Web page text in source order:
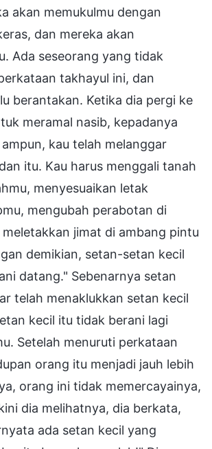
akan memukulmu dengan
dan mereka akan
Ada seseorang yang tidak
takhayul ini, dan
berantakan. Ketika dia pergi ke
meramal nasib, kepadanya
kau telah melanggar
itu. Kau harus menggali tanah
menyesuaikan letak
mengubah perabotan di
jimat di ambang pintu
demikian, setan-setan kecil
datang." Sebenarnya setan
telah menaklukkan setan kecil
kecil itu tidak berani lagi
Setelah menuruti perkataan
orang itu menjadi jauh lebih
orang ini tidak memercayainya,
dia melihatnya, dia berkata,
ada setan kecil yang